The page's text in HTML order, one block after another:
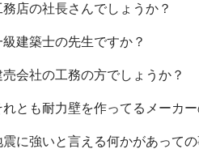
務店の社長さんでしょうか？
級建築士の先生ですか？
売会社の工務の方でしょうか？
れとも耐力壁を作ってるメーカ
震に強いと言える何かがあって